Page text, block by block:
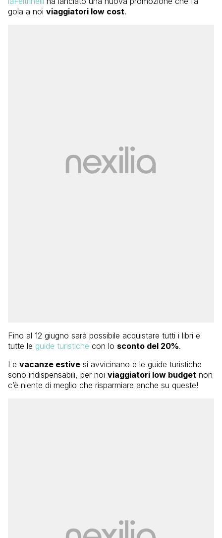
gola a noi viaggiatori low cost.
Fino al 12 giugno sarà possibile acquistare tutti i libri e
tutte le guide turistiche con lo sconto del 20%.
Le vacanze estive si avvicinano e le guide turistiche
sono indispensabili, per noi viaggiatori low budget non
c’è niente di meglio che risparmiare anche su queste!